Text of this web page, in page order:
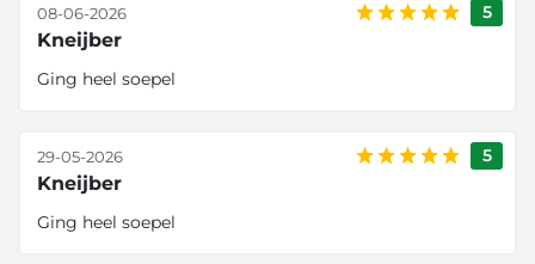
5
Kneijber
08-06-2026
Ging heel soepel
5
Kneijber
29-05-2026
Ging heel soepel